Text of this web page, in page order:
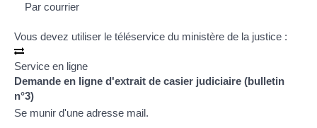
Par courrier
Vous devez utiliser le téléservice du ministère de la justice :
Service en ligne
Demande en ligne d'extrait de casier judiciaire (bulletin
n°3)
Se munir d'une adresse mail.